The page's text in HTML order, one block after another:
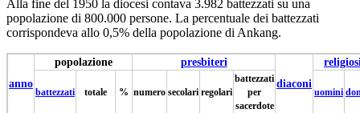
Alla fine del 1950 la diocesi contava 3.982 battezzati su una
popolazione di 800.000 persone. La percentuale dei battezzati
corrispondeva allo 0,5% della popolazione di Ankang.
anno
popolazione
presbiteri
diaconi
battezzati totale % numero secolari regolari
battezzati
per
sacerdote
uomini